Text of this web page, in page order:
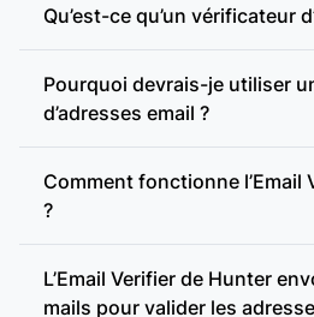
Qu’est-ce qu’un vérificateur
Pourquoi devrais-je utiliser
d’adresses email ?
Comment fonctionne l’Email
?
L’Email Verifier de Hunter
mails pour valider les